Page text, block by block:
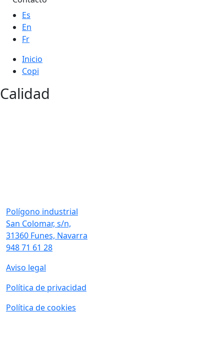
Es
En
Fr
Inicio
Copi
Calidad
Polígono industrial
San Colomar, s/n,
31360 Funes, Navarra
948 71 61 28
Aviso legal
Política de privacidad
Política de cookies